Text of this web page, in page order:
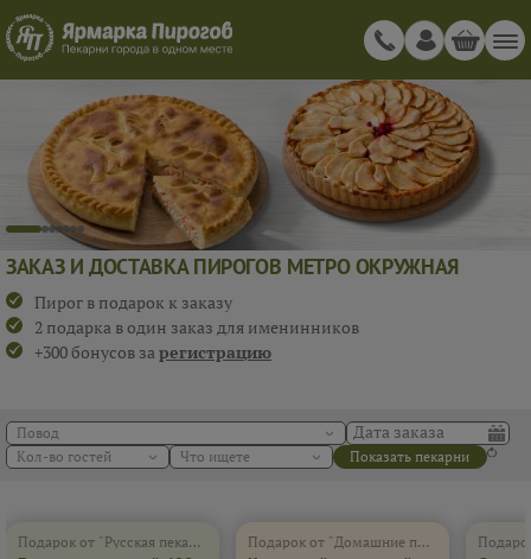
ЗАКАЗ И ДОСТАВКА ПИРОГОВ МЕТРО ОКРУЖНАЯ
Пирог в подарок к заказу
2 подарка в один заказ для именинников
+300 бонусов зарегистрацию
Повод
Кол-во гостей
Что ищете Показать пекарни
Подарок от "Русская пекарня" Подарок от "Домашние пироги"